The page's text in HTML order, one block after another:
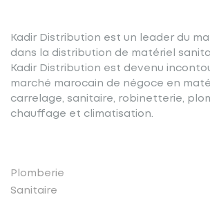
Kadir Distribution est un leader du
dans la distribution de matériel
Kadir Distribution est devenu
marché marocain de négoce en
carrelage, sanitaire, robinetterie,
chauffage et climatisation.
Plomberie
Sanitaire